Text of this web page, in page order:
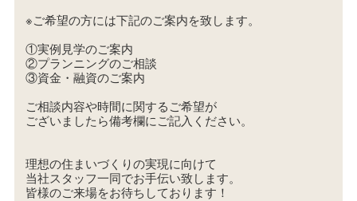
※ご希望の方には下記のご案内を致します。
①実例見学のご案内
②プランニングのご相談
③資金・融資のご案内
ご相談内容や時間に関するご希望が
ございましたら備考欄にご記入ください。
理想の住まいづくりの実現に向けて
当社スタッフ一同でお手伝い致します。
皆様のご来場をお待ちしております！